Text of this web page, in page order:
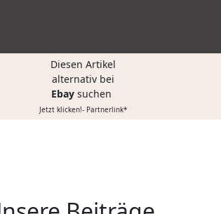
Diesen Artikel
alternativ bei
Ebay suchen
Jetzt klicken!- Partnerlink*